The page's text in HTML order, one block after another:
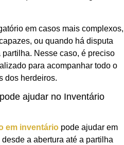
em casos mais complexos,
ou quando há disputa
Nesse caso, é preciso
para acompanhar todo o
dos herdeiros.
pode ajudar no Inventário
em inventário pode ajudar em
a abertura até a partilha